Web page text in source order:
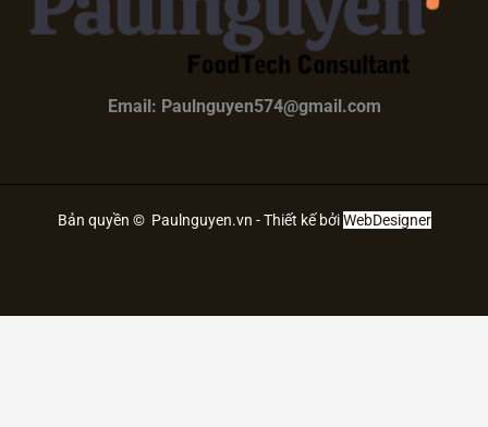
Email: Paulnguyen574@gmail.com
Bản quyền © Paulnguyen.vn - Thiết kế bởiWebDesigner